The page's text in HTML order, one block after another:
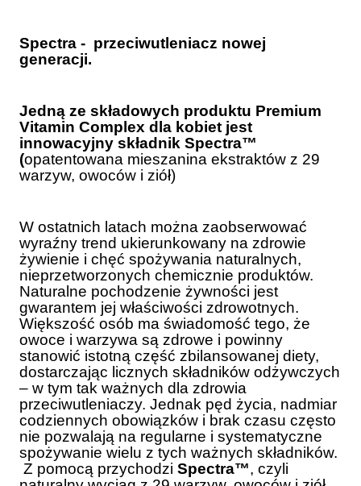
Spectra - przeciwutleniacz nowej
generacji.
Jedną ze składowych produktu Premium
Vitamin Complex dla kobiet jest
innowacyjny składnik Spectra™
(opatentowana mieszanina ekstraktów z 29
warzyw, owoców i ziół)
W ostatnich latach można zaobserwować
wyraźny trend ukierunkowany na zdrowie
żywienie i chęć spożywania naturalnych,
nieprzetworzonych chemicznie produktów.
Naturalne pochodzenie żywności jest
gwarantem jej właściwości zdrowotnych.
Większość osób ma świadomość tego, że
owoce i warzywa są zdrowe i powinny
stanowić istotną część zbilansowanej diety,
dostarczając licznych składników odżywczych
– w tym tak ważnych dla zdrowia
przeciwutleniaczy. Jednak pęd życia, nadmiar
codziennych obowiązków i brak czasu często
nie pozwalają na regularne i systematyczne
spożywanie wielu z tych ważnych składników.
Z pomocą przychodzi Spectra™, czyli